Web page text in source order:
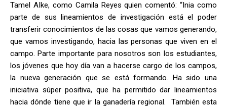
Tamel AIke, como Camila Reyes quien comentó: “Inia como
parte de sus lineamientos de investigación está el poder
transferir conocimientos de las cosas que vamos generando,
que vamos investigando, hacia las personas que viven en el
campo. Parte importante para nosotros son los estudiantes,
los jóvenes que hoy día van a hacerse cargo de los campos,
la nueva generación que se está formando. Ha sido una
iniciativa súper positiva, que ha permitido dar lineamientos
hacia dónde tiene que ir la ganadería regional.
También esta